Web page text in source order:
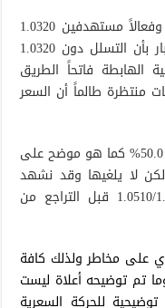
بالتالي يظل السيناريو الهابط أمراً قائماً وفعالاً مستهدفين 1.0320
محطة رسمية تالية مع الأخذ بعين الإعتبار بأن التسلل دون 1.0320
الهابطة فاتحاً الطريق
لزيارة 1.0290و 1.0260 محطات منتظرة طالماً أن السعر
التماسك فوق 1.0460 تصحيح فيبوناتشي 50.0% كما هو موضح على
لا يلغيها وقد نشهد
تعافي مؤقت هدفه إعادة إختبار 1.0510/1.0500 قبل التراجع من
على مخاطر ولذلك كافة
تم توضيحه أعلاة ليست
للحركة السعرية